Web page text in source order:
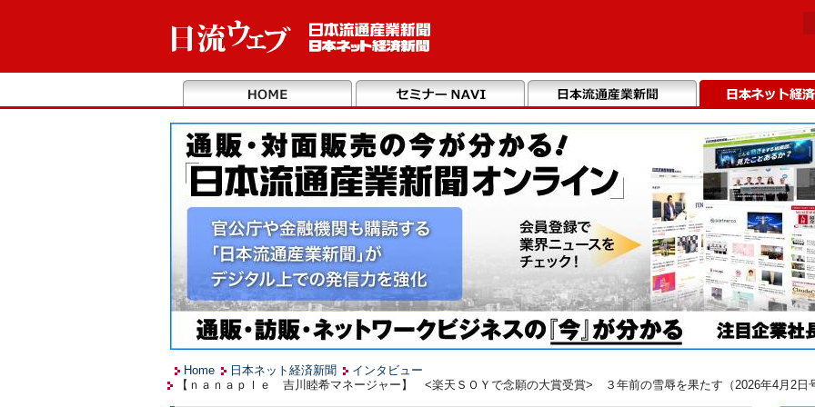
Home 日本ネット経済新聞
インタビュー
【ｎａｎａｐｌｅ 吉川睦希マネージャー】 <楽天ＳＯＹで念願の大賞受賞> ３年前の雪辱を果たす（2026年4月2日